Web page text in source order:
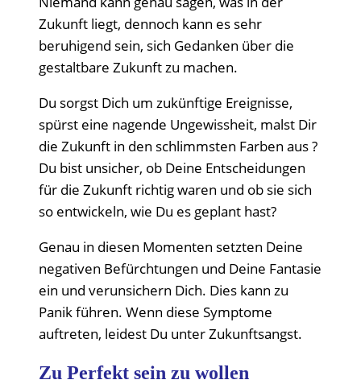
Zukunft liegt, dennoch kann es sehr
beruhigend sein, sich Gedanken über die
gestaltbare Zukunft zu machen.
Du sorgst Dich um zukünftige Ereignisse,
spürst eine nagende Ungewissheit, malst Dir
die Zukunft in den schlimmsten Farben aus ?
Du bist unsicher, ob Deine Entscheidungen
für die Zukunft richtig waren und ob sie sich
so entwickeln, wie Du es geplant hast?
Genau in diesen Momenten setzten Deine
negativen Befürchtungen und Deine Fantasie
ein und verunsichern Dich. Dies kann zu
Panik führen. Wenn diese Symptome
auftreten, leidest Du unter Zukunftsangst.
Zu Perfekt sein zu wollen